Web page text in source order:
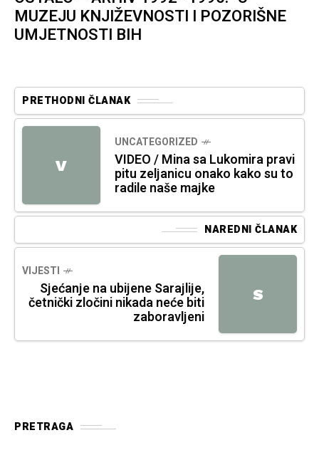
MUZEJU KNJIŽEVNOSTI I POZORIŠNE
UMJETNOSTI BIH
PRETHODNI ČLANAK
V
UNCATEGORIZED
VIDEO / Mina sa Lukomira pravi
pitu zeljanicu onako kako su to
radile naše majke
NAREDNI ČLANAK
S
VIJESTI
Sjećanje na ubijene Sarajlije,
četnički zločini nikada neće biti
zaboravljeni
PRETRAGA